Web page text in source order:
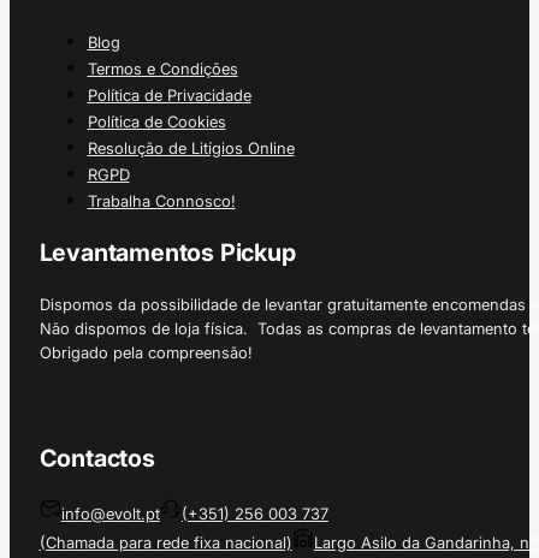
Blog
Termos e Condições
Política de Privacidade
Política de Cookies
Resolução de Litígios Online
RGPD
Trabalha Connosco!
Levantamentos Pickup
Dispomos da possibilidade de levantar gratuitamente
Não dispomos de loja física. Todas as compras de levantamento
Obrigado pela compreensão!
Contactos
info@evolt.pt
(+351) 256 003 737
(Chamada para rede fixa nacional)
Largo Asilo da Gandarinha, nº